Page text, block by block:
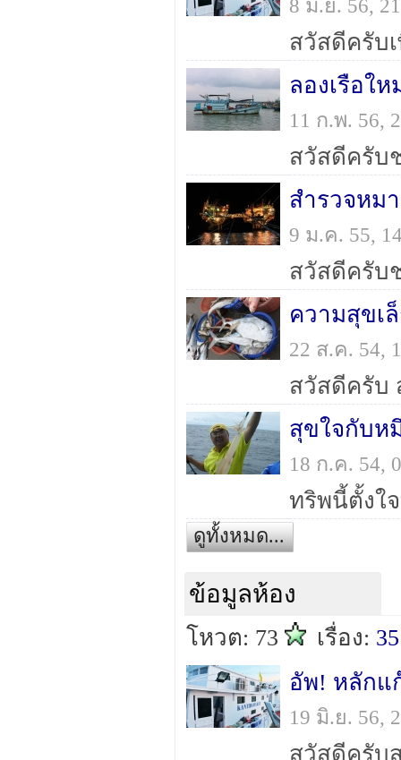
8 มิ.ย. 56,
ลองเรือใ
11 ก.พ. 56,
สำรวจหม
9 ม.ค. 55,
ความสุขเ
22 ส.ค. 54,
สุขใจกับห
18 ก.ค. 54,
ดูทั้งหมด...
ข้อมูลห้อง
โหวต: 73 เรื่อง: 35
อัพ! หลักแ
19 มิ.ย. 56,